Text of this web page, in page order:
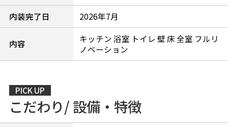
内装完了日
2026年7月
内容
キッチン 浴室 トイレ 壁 床 全室 フルリ
ノベーション
PICK UP
こだわり/ 設備・特徴